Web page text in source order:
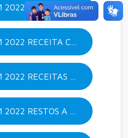
RREO 1 BIM 2022 FUNÇÃO E SUBFUNÇÃO
RREO 1 BIM 2022 RECEITA CORRENTE LIQUIDA
RREO 1 BIM 2022 RECEITAS OPERAÇÕES DE CREDITO
RREO 1 BIM 2022 RESTOS A PAGAR POR ORGAO E PODER